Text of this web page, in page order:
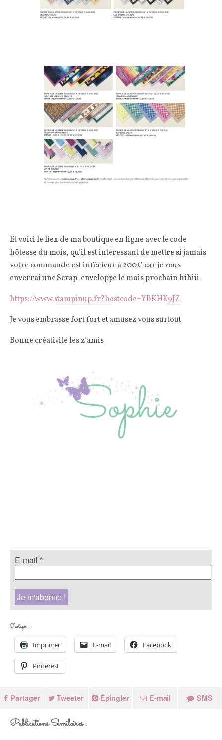
Et voici le lien de ma boutique en ligne avec le code
hôtesse du mois, qu’il est intéressant de mettre si jamais
votre commande est inférieur à 200€ car je vous
enverrai une Scrap-enveloppe le mois prochain hihiii
https://www.stampinup.fr?hostcode=YBKHK9JZ
Je vous embrasse fort fort et amusez vous surtout
Bonne créativité les z’amis
E-mail *
Partager :
Imprimer E-mail Facebook
Pinterest
Partager Tweeter Épingler E-mail SMS
Publications Similaires :